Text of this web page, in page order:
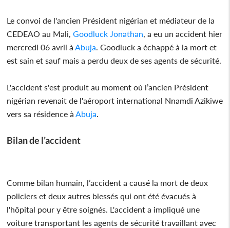
Le convoi de l'ancien Président nigérian et médiateur de la
CEDEAO au Mali, Goodluck Jonathan , a eu un accident hier
mercredi 06 avril à Abuja . Goodluck a échappé à la mort et
est sain et sauf mais a perdu deux de ses agents de sécurité.
L'accident s'est produit au moment où l’ancien Président
nigérian revenait de l'aéroport international Nnamdi Azikiwe
vers sa résidence à Abuja
Bilan de l’accident
Comme bilan humain, l’accident a causé la mort de deux
policiers et deux autres blessés qui ont été évacués à
l'hôpital pour y être soignés. L'accident a impliqué une
voiture transportant les agents de sécurité travaillant avec